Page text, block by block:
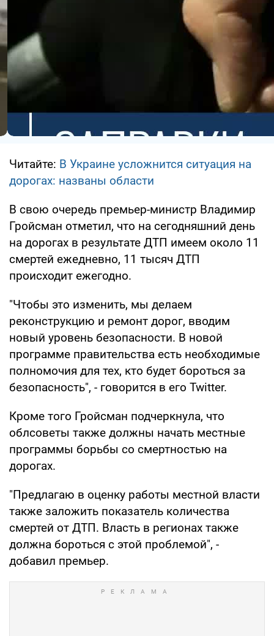
Читайте: В Украине усложнится ситуация на
дорогах: названы области
В свою очередь премьер-министр Владимир
Гройсман отметил, что на сегодняшний день
на дорогах в результате ДТП имеем около 11
смертей ежедневно, 11 тысяч ДТП
происходит ежегодно.
"Чтобы это изменить, мы делаем
реконструкцию и ремонт дорог, вводим
новый уровень безопасности. В новой
программе правительства есть необходимые
полномочия для тех, кто будет бороться за
безопасность", - говорится в его Twitter.
Кроме того Гройсман подчеркнула, что
облсоветы также должны начать местные
программы борьбы со смертностью на
дорогах.
"Предлагаю в оценку работы местной власти
также заложить показатель количества
смертей от ДТП. Власть в регионах также
должна бороться с этой проблемой", -
добавил премьер.